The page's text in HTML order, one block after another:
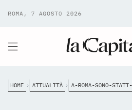
ROMA, 7 AGOSTO 2026
HOME ATTUALITÀ